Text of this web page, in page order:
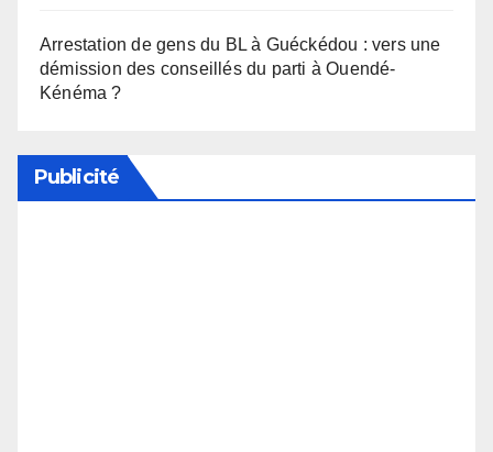
Arrestation de gens du BL à Guéckédou : vers une
démission des conseillés du parti à Ouendé-
Kénéma ?
Publicité